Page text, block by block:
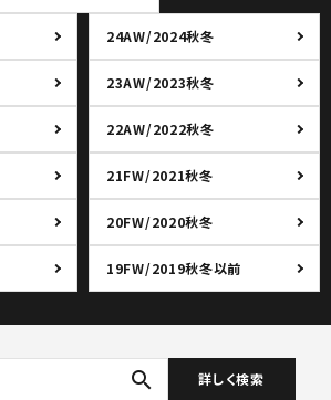
24AW/2024秋冬
23AW/2023秋冬
22AW/2022秋冬
21FW/2021秋冬
20FW/2020秋冬
19FW/2019秋冬以前
search 詳しく検索